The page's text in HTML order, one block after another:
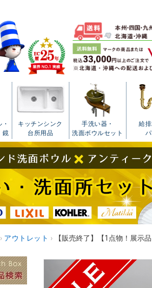
鏡
キッチンシンク
台所用品
手洗い器・
洗面ボウルセット
給
› アウトレット › 【販売終了】【1点物！展示